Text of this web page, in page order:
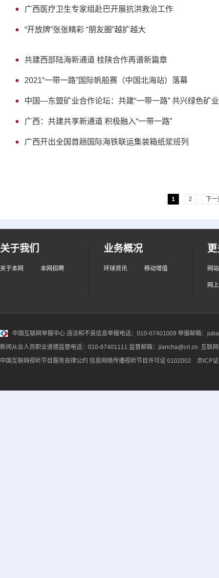
广西医疗卫生专家组赴巴开展抗洪救治工作
“开放牌”张张精彩 “朋友圈”越扩越大
共建西部陆海新通道 桂陕合作再谱新篇章
2021“一带一路”国际帆船赛（中国北海站）落幕
中国—东盟矿业合作论坛：共建“一带一路” 共兴绿色矿业
广西：共建共享新通道 积极融入“一带一路”
广西开出全国首趟国际海铁联运集装箱纸浆班列
1 2 下
关于我们
关于本网 本网招聘
业务概况
环球资讯 移动增值 网
网
中国互联网举报中心 违法和不良信息举报电话：010-67401009 举报邮箱：
新闻从业人员职业道德监督电话：010-67401111 监督邮箱：jiancha@cri.cn 互联
中国互联网视听节目服务自律公约 信息网络传播视听节目许可证 0102002 京ICP